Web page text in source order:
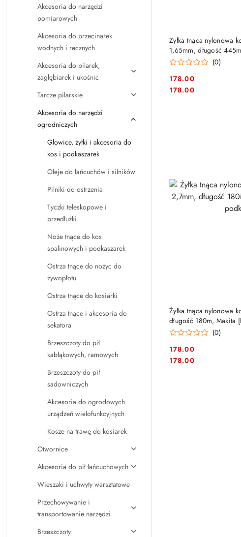
Akcesoria do narzędzi
pomiarowych
Akcesoria do przecinarek
wodnych i ręcznych
Akcesoria do pilarek,
zagłębiarek i ukośnic
Tarcze pilarskie
Akcesoria do narzędzi
ogrodniczych
Głowice, żyłki i akcesoria do
kos i podkaszarek
Oleje do łańcuchów i silników
Pilniki do ostrzenia
Tyczki teleskopowe i
przedłużki
Noże tnące do kos
spalinowych i podkaszarek
Ostrza tnące do nożyc do
żywopłotu
Ostrza tnące do kosiarki
Ostrza tnące i akcesoria do
sekatora
Brzeszczoty do pił
kabłąkowych, ramowych
Brzeszczoty do pił
sadowniczych
Akcesoria do ogrodowych
urządzeń wielofunkcyjnych
Kosze na trawę do kosiarek
Otwornice
Akcesoria do pił łańcuchowych
Wieszaki i uchwyty warsztatowe
Przechowywanie i
transportowanie narzędzi
Brzeszczoty
Żyłka tnąca nylonowa
1,65mm, długość
podkaszarek (0)
Cena:
178.00
Cena:
178.00
Żyłka tnąca nylonowa
długość 180m, Makita
(0)
Cena:
178.00
Cena:
178.00